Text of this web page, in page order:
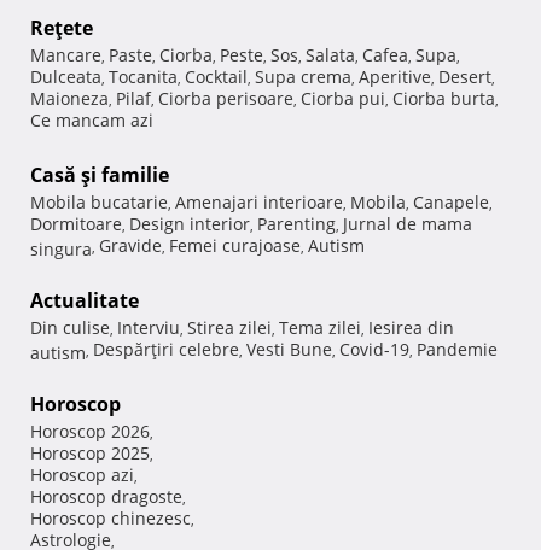
Reţete
Mancare, Paste, Ciorba, Peste, Sos, Salata, Cafea, Supa,
Dulceata, Tocanita, Cocktail, Supa crema, Aperitive, Desert,
Maioneza, Pilaf, Ciorba perisoare, Ciorba pui, Ciorba burta,
Ce mancam azi
Casă şi familie
Mobila bucatarie, Amenajari interioare, Mobila, Canapele,
Dormitoare, Design interior, Parenting, Jurnal de mama
singura, Gravide, Femei curajoase, Autism
Actualitate
Din culise, Interviu, Stirea zilei, Tema zilei, Iesirea din
autism, Despărţiri celebre, Vesti Bune, Covid-19, Pandemie
Horoscop
Horoscop 2026,
Horoscop 2025,
Horoscop azi,
Horoscop dragoste,
Horoscop chinezesc,
Astrologie,